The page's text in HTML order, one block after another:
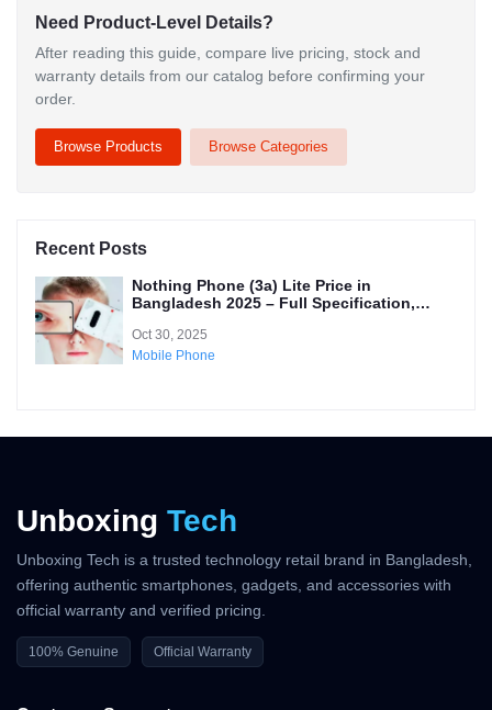
Need Product-Level Details?
After reading this guide, compare live pricing, stock and
warranty details from our catalog before confirming your
order.
Browse Products Browse Categories
Recent Posts
Nothing Phone (3a) Lite Price in
Bangladesh 2025 – Full Specification,
Oct 30, 2025
Mobile Phone
Unboxing Tech
Unboxing Tech is a trusted technology retail brand in Bangladesh,
offering authentic smartphones, gadgets, and accessories with
official warranty and verified pricing.
100% Genuine Official Warranty